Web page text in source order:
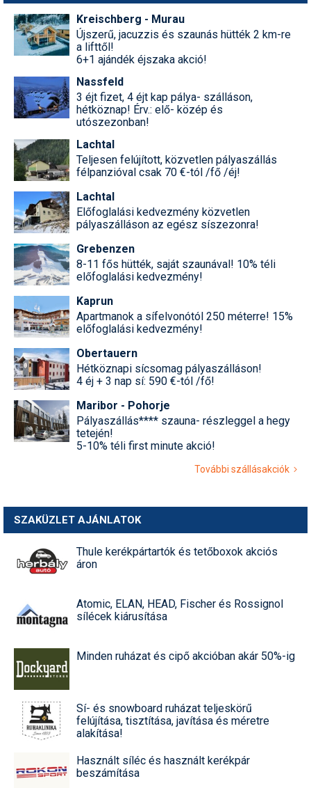
Kreischberg - Murau
Újszerű, jacuzzis és szaunás hütték 2 km-re
a lifttől!
6+1 ajándék éjszaka akció!
Nassfeld
3 éjt fizet, 4 éjt kap pálya- szálláson,
hétköznap! Érv.: elő- közép és
utószezonban!
Lachtal
Teljesen felújított, közvetlen pályaszállás
félpanzióval csak 70 €-tól /fő /éj!
Lachtal
Előfoglalási kedvezmény közvetlen
pályaszálláson az egész síszezonra!
Grebenzen
8-11 fős hütték, saját szaunával! 10% téli
előfoglalási kedvezmény!
Kaprun
Apartmanok a sífelvonótól 250 méterre! 15%
előfoglalási kedvezmény!
Obertauern
Hétköznapi sícsomag pályaszálláson!
4 éj + 3 nap sí: 590 €-tól /fő!
Maribor - Pohorje
Pályaszállás**** szauna- részleggel a hegy
tetején!
5-10% téli first minute akció!
További szállásakciók
SZAKÜZLET AJÁNLATOK
Thule kerékpártartók és tetőboxok akciós
áron
Atomic, ELAN, HEAD, Fischer és Rossignol
sílécek kiárusítása
Minden ruházat és cipő akcióban akár 50%-ig
Sí- és snowboard ruházat teljeskörű
felújítása, tisztítása, javítása és méretre
alakítása!
Használt síléc és használt kerékpár
beszámítása